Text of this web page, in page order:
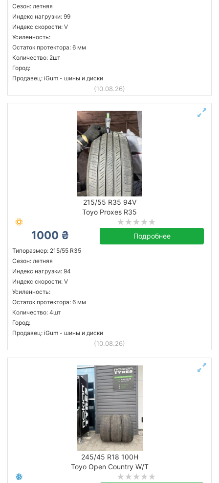
Сезон: летняя
Индекс нагрузки: 99
Индекс скорости: V
Усиленность:
Остаток протектора: 6 мм
Количество: 2шт
Город:
Продавец: iGum - шины и диски
(10.08.26)
215/55 R35 94V
Toyo Proxes R35
1000 ₴ Подробнее
Типоразмер: 215/55 R35
Сезон: летняя
Индекс нагрузки: 94
Индекс скорости: V
Усиленность:
Остаток протектора: 6 мм
Количество: 4шт
Город:
Продавец: iGum - шины и диски
(10.08.26)
245/45 R18 100H
Toyo Open Country W/T